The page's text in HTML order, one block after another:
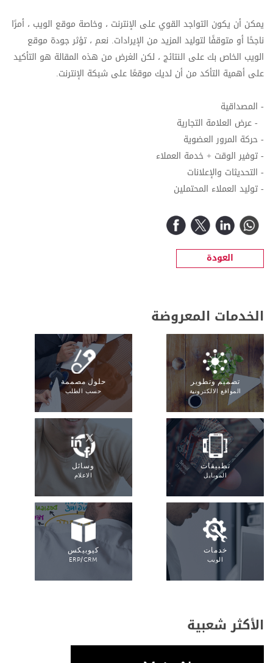
يمكن أن يكون التواجد القوي على الإنترنت ، وخاصة موقع الويب ، أمرًا
ناجحًا أو متوقفًا لتوليد المزيد من الإيرادات. نعم ، تؤثر جودة موقع
الويب الخاص بك على النتائج ، لكن الغرض من هذه المقالة هو التأكيد
على أهمية التأكد من أن لديك موقعًا على شبكة الإنترنت.
- المصداقية
- عرض العلامة التجارية
- حركة المرور العضوية
- توفير الوقت + خدمة العملاء
- التحديثات والإعلانات
- توليد العملاء المحتملين
العودة
الخدمات المعروضة
تصميم وتطوير
المواقع الالكترونية
حلول مصممة
حسب الطلب
تطبيقات
الموبايل
وسائل
الاعلام
خدمات
الويب
كيوبيكس
ERP/CRM
الأكثر شعبية